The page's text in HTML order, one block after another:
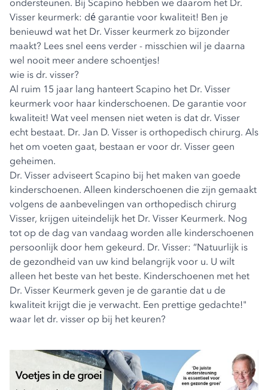
ondersteunen. Bij Scapino hebben we daarom het Dr.
Visser keurmerk: dé garantie voor kwaliteit! Ben je
benieuwd wat het Dr. Visser keurmerk zo bijzonder
maakt? Lees snel eens verder - misschien wil je daarna
wel nooit meer andere schoentjes!
wie is dr. visser?
Al ruim 15 jaar lang hanteert Scapino het Dr. Visser
keurmerk voor haar kinderschoenen. De garantie voor
kwaliteit! Wat veel mensen niet weten is dat dr. Visser
echt bestaat. Dr. Jan D. Visser is orthopedisch chirurg. Als
het om voeten gaat, bestaan er voor dr. Visser geen
geheimen.
Dr. Visser adviseert Scapino bij het maken van goede
kinderschoenen. Alleen kinderschoenen die zijn gemaakt
volgens de aanbevelingen van orthopedisch chirurg
Visser, krijgen uiteindelijk het Dr. Visser Keurmerk. Nog
tot op de dag van vandaag worden alle kinderschoenen
persoonlijk door hem gekeurd. Dr. Visser: “Natuurlijk is
de gezondheid van uw kind belangrijk voor u. U wilt
alleen het beste van het beste. Kinderschoenen met het
Dr. Visser Keurmerk geven je de garantie dat u de
kwaliteit krijgt die je verwacht. Een prettige gedachte!"
waar let dr. visser op bij het keuren?